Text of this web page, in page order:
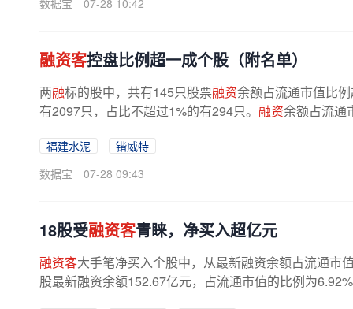
数据宝 07-28 10:42
融资客控盘比例超一成个股（附名单）
两融标的股中，共有145只股票融资余额占流通市值比
有2097只，占比不超过1%的有294只。 融资余额占流通
福建水泥
锴威特
数据宝
07-28 09:43
18股受融资客青睐，净买入超亿元
融资客大手笔净买入个股中，从最新融资余额占流通市
股最新融资余额152.67亿元，占流通市值的比例为